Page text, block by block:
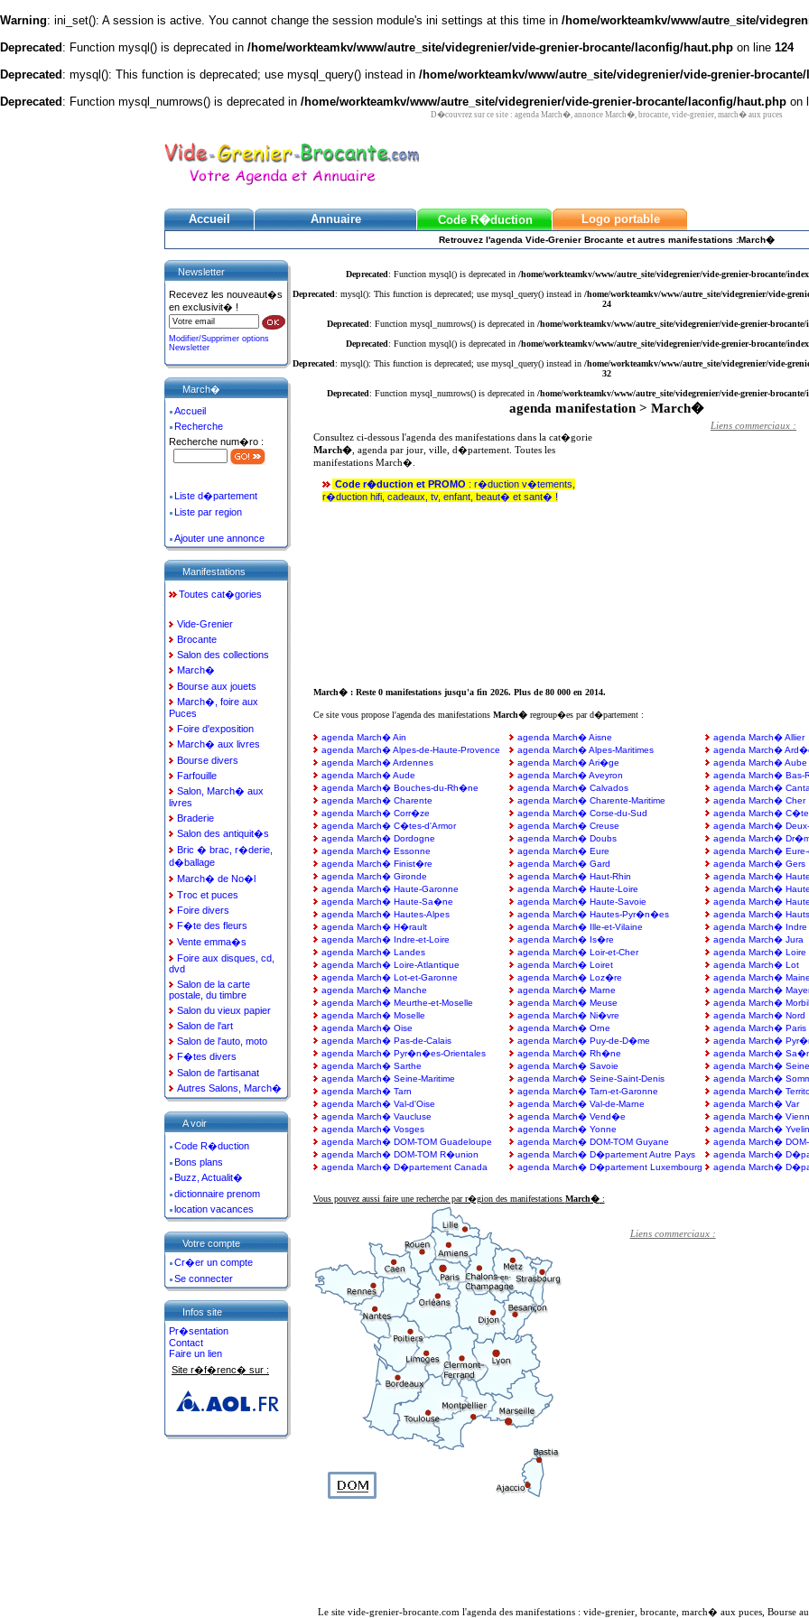
Warning: ini_set(): A session is active. You cannot change the session module's ini settings at this time in /home/workteamkv/www/autre_site/
Deprecated : Function mysql() is deprecated in /home/workteamkv/www/autre_site/videgrenier/vide-grenier-brocante/laconfig/haut.php on line 124
Deprecated : mysql(): This function is deprecated; use mysql_query() instead in /home/workteamkv/www/autre_site/videgrenier/vide-grenier-
Deprecated : Function mysql_numrows() is deprecated in /home/workteamkv/www/autre_site/videgrenier/vide-grenier-brocante/laconfig/haut.php on
D�couvrez sur ce site : agenda March�, annonce March�, brocante, vide-grenier, march� aux puces
Accueil Annuaire Code R�duction Logo portable
Retrouvez l'agenda Vide-Grenier Brocante et autres manifestations :March�
Deprecated: Function mysql() is deprecated in /home/workteamkv/www/autre_site/videgrenier/vide-grenier-brocante/
Deprecated: mysql(): This function is deprecated; use mysql_query() instead in /home/workteamkv/www/autre_site/videgrenier/vide-
24
Deprecated: Function mysql_numrows() is deprecated in /home/workteamkv/www/autre_site/videgrenier/vide-grenier-
Deprecated: Function mysql() is deprecated in /home/workteamkv/www/autre_site/videgrenier/vide-grenier-brocante/
Deprecated: mysql(): This function is deprecated; use mysql_query() instead in /home/workteamkv/www/autre_site/videgrenier/vide-
32
Deprecated: Function mysql_numrows() is deprecated in /home/workteamkv/www/autre_site/videgrenier/vide-grenier-
agenda manifestation > March�
Consultez ci-dessous l'agenda des manifestations dans la cat�gorie
March�, agenda par jour, ville, d�partement. Toutes les
manifestations March�.
Code r�duction et PROMO : r�duction v�tements,
r�duction hifi, cadeaux, tv, enfant, beaut� et sant� !
Liens commerciaux :
March� : Reste 0 manifestations jusqu'a fin 2026. Plus de 80 000 en 2014.
Ce site vous propose l'agenda des manifestations March�regroup�es par d�partement :
agenda March� Ain agenda March� Aisne
agenda March� Allier
agenda March� Alpes-de-Haute-Provence
agenda March� Alpes-Maritimes
agenda March�
agenda March� Ardennes
agenda March� Ari�ge
agenda March� Aube
agenda March� Aude
agenda March� Aveyron
agenda March� Bas-
agenda March� Bouches-du-Rh�ne
agenda March� Calvados
agenda March�
agenda March� Charente
agenda March� Charente-Maritime
agenda March� Cher
agenda March� Corr�ze
agenda March� Corse-du-Sud
agenda March�
agenda March� C�tes-d'Armor
agenda March� Creuse
agenda March�
agenda March� Dordogne
agenda March� Doubs
agenda March�
agenda March� Essonne
agenda March� Eure
agenda March� Eure-
agenda March� Finist�re
agenda March� Gard
agenda March� Gers
agenda March� Gironde
agenda March� Haut-Rhin
agenda March�
agenda March� Haute-Garonne
agenda March� Haute-Loire
agenda March�
agenda March� Haute-Sa�ne
agenda March� Haute-Savoie
agenda March�
agenda March� Hautes-Alpes
agenda March� Hautes-Pyr�n�es
agenda March�
agenda March� H�rault
agenda March� Ille-et-Vilaine
agenda March� Indre
agenda March� Indre-et-Loire
agenda March� Is�re
agenda March� Jura
agenda March� Landes
agenda March� Loir-et-Cher
agenda March� Loire
agenda March� Loire-Atlantique
agenda March� Loiret
agenda March� Lot
agenda March� Lot-et-Garonne
agenda March� Loz�re
agenda March�
agenda March� Manche
agenda March� Marne
agenda March�
agenda March� Meurthe-et-Moselle
agenda March� Meuse
agenda March�
agenda March� Moselle
agenda March� Ni�vre
agenda March� Nord
agenda March� Oise
agenda March� Orne
agenda March� Paris
agenda March� Pas-de-Calais
agenda March� Puy-de-D�me
agenda March�
agenda March� Pyr�n�es-Orientales
agenda March� Rh�ne
agenda March�
agenda March� Sarthe
agenda March� Savoie
agenda March�
agenda March� Seine-Maritime
agenda March� Seine-Saint-Denis
agenda March�
agenda March� Tarn
agenda March� Tarn-et-Garonne
agenda March�
agenda March� Val-d'Oise
agenda March� Val-de-Marne
agenda March� Var
agenda March� Vaucluse
agenda March� Vend�e
agenda March�
agenda March� Vosges
agenda March� Yonne
agenda March�
agenda March� DOM-TOM Guadeloupe
agenda March� DOM-TOM Guyane
agenda March�
agenda March� DOM-TOM R�union
agenda March� D�partement Autre Pays
agenda March�
agenda March� D�partement Canada
agenda March� D�partement Luxembourg agenda March�
Vous pouvez aussi faire une recherche par r�gion des manifestations March�:
Liens commerciaux :
Le site vide-grenier-brocante.com l'agenda des manifestations : vide-grenier, brocante, march� aux puces, Bourse
Newsletter
Recevez les nouveaut�s
en exclusivit� !
Modifier/Supprimer options
Newsletter
March�
Accueil
Recherche
Recherche num�ro :
Liste d�partement
Liste par region
Ajouter une annonce
Manifestations
Toutes cat�gories
Vide-Grenier
Brocante
Salon des collections
March�
Bourse aux jouets
March�, foire aux
Puces
Foire d'exposition
March� aux livres
Bourse divers
Farfouille
Salon, March� aux
livres
Braderie
Salon des antiquit�s
Bric � brac, r�derie,
d�ballage
March� de No�l
Troc et puces
Foire divers
F�te des fleurs
Vente emma�s
Foire aux disques, cd,
dvd
Salon de la carte
postale, du timbre
Salon du vieux papier
Salon de l'art
Salon de l'auto, moto
F�tes divers
Salon de l'artisanat
Autres Salons, March�
A voir
Code R�duction
Bons plans
Buzz, Actualit�
dictionnaire prenom
location vacances
Votre compte
Cr�er un compte
Se connecter
Infos site
Pr�sentation
Contact
Faire un lien
Site r�f�renc� sur :